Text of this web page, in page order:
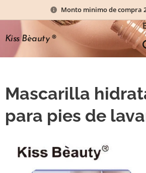
Monto minimo de compra
Kiss Bèauty®
Mascarilla
para pies de